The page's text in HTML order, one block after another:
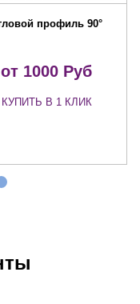
профиль 90°
от 1000 Руб
КУПИТЬ В 1 КЛИК